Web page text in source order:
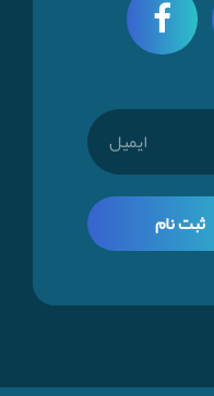
ثبت نام